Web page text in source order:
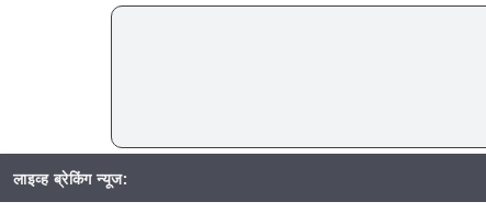
लाइव्ह ब्रेकिंग न्यूज: